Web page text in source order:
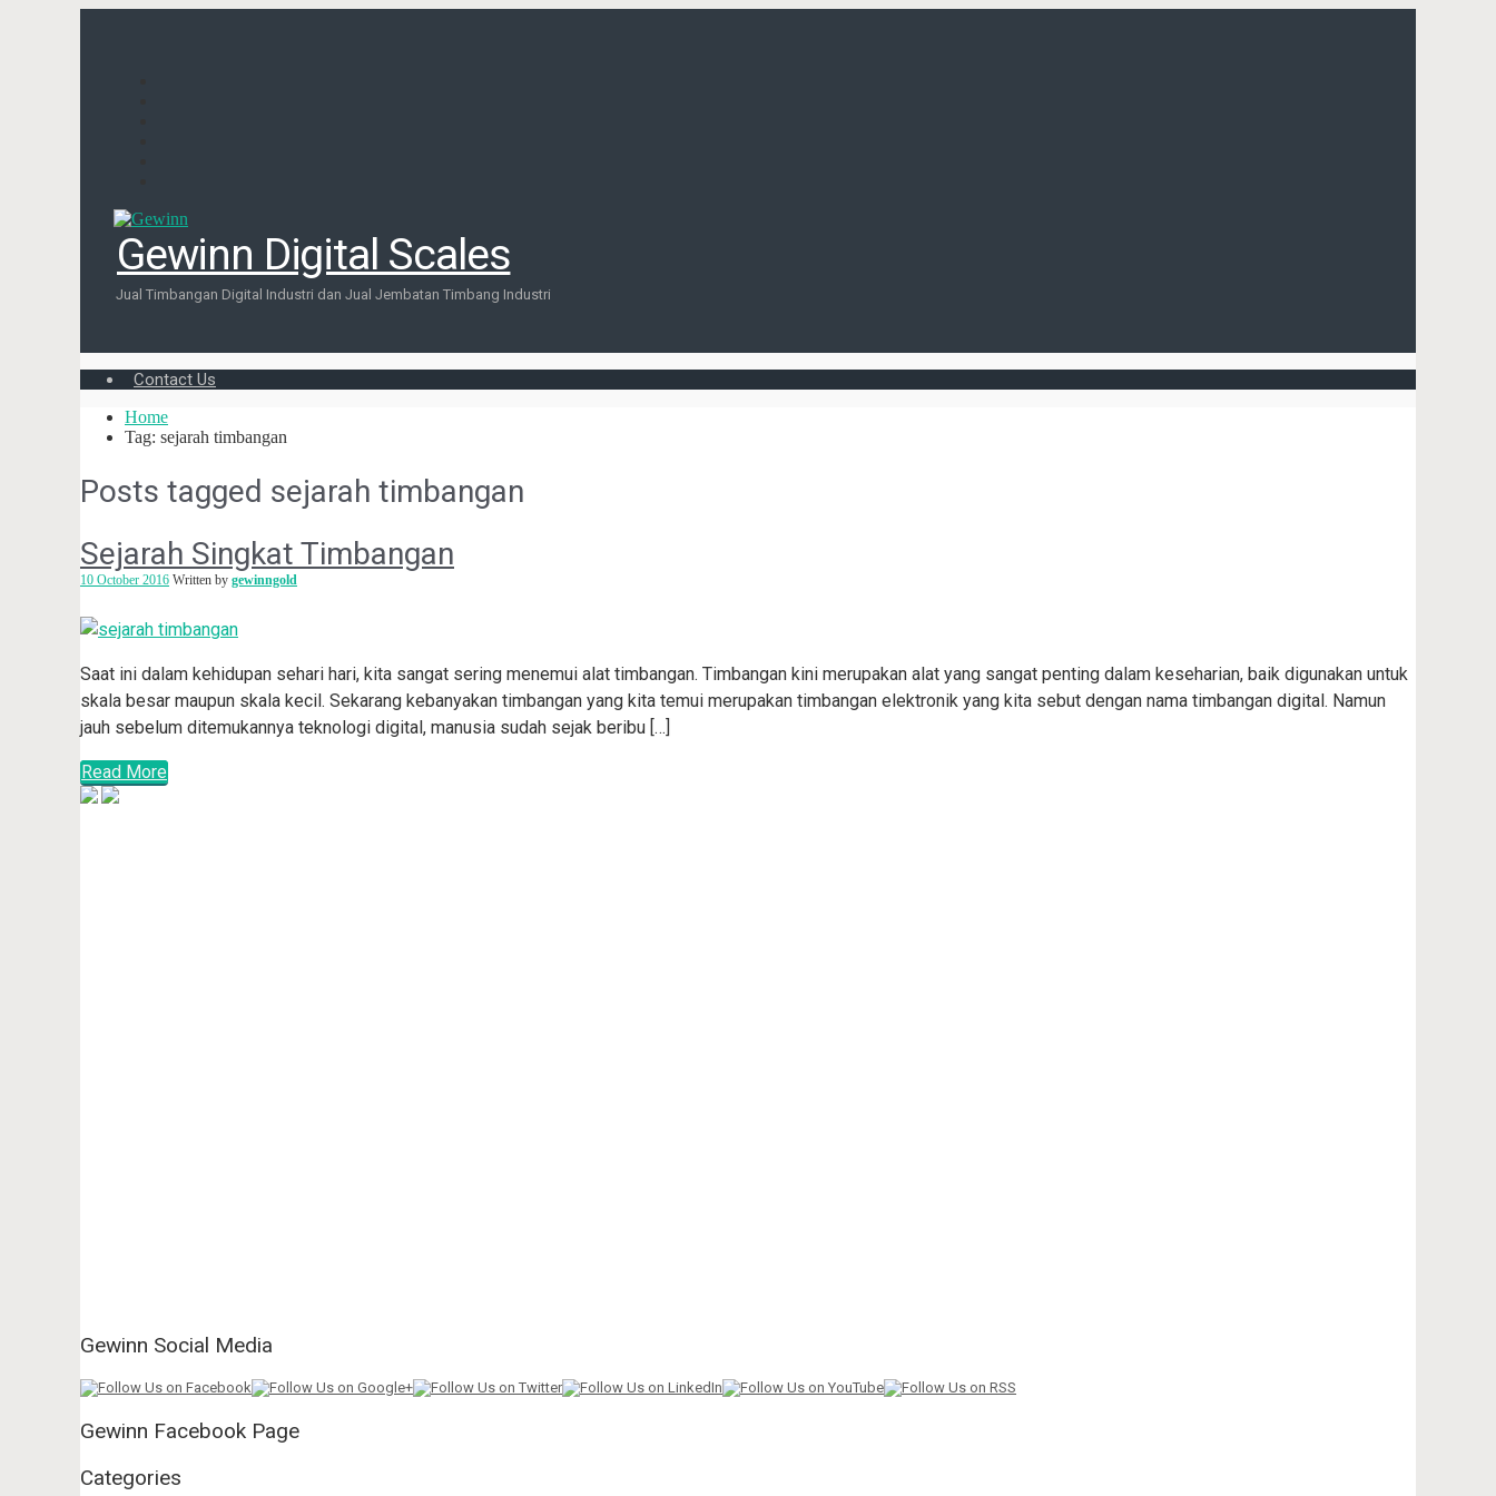
Gewinn Digital Scales
Jual Timbangan Digital Industri dan Jual Jembatan Timbang Industri
Contact Us
Home
Tag: sejarah timbangan
Posts tagged sejarah timbangan
Sejarah Singkat Timbangan
10 October 2016 Written by gewinngold
Saat ini dalam kehidupan sehari hari, kita sangat sering menemui alat timbangan. Timbangan kini merupakan alat yang sangat penting dalam keseharian, baik digunakan untuk
skala besar maupun skala kecil. Sekarang kebanyakan timbangan yang kita temui merupakan timbangan elektronik yang kita sebut dengan nama timbangan digital. Namun
jauh sebelum ditemukannya teknologi digital, manusia sudah sejak beribu […]
Read More
Gewinn Social Media
Gewinn Facebook Page
Categories